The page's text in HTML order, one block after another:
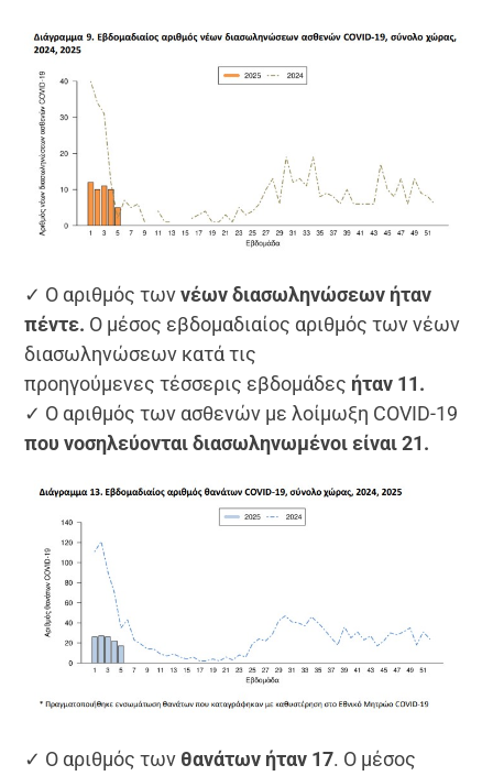
✓ Ο αριθμός τωννέων διασωληνώσεων ήταν
πέντε. Ο μέσος εβδομαδιαίος αριθμός των νέων
διασωληνώσεων κατά τις
προηγούμενες τέσσερις εβδομάδες ήταν 11.
✓ Ο αριθμός των ασθενών με λοίμωξη COVID-19
που νοσηλεύονται διασωληνωμένοι είναι 21.
✓ Ο αριθμός των θανάτων ήταν 17. Ο μέσος